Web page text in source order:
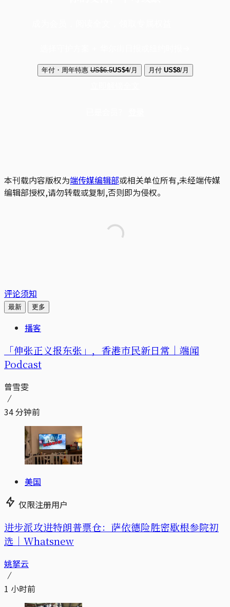
年付・周年特惠 US$6.5US$4/月 月付 US$8/月
本刊载内容版权为端传媒编辑部或相关单位所有,未经端传媒
编辑部授权,请勿转载或复制,否则即为侵权。
评论须知
最新 更多
播客
「伸张正义报东张」，香港市民新日常｜端闻
Podcast
曾雪雯
34 分钟前
美国
仅限注册用户
进步派攻进特朗普票仓：萨依德险胜密歇根参院初
选｜Whatsnew
姚拏云
1 小时前